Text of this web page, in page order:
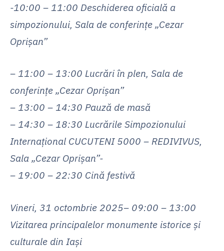
-10:00 – 11:00 Deschiderea oficială a
simpozionului, Sala de conferințe „Cezar
Oprișan”
– 11:00 – 13:00 Lucrări în plen, Sala de
conferințe „Cezar Oprișan”
– 13:00 – 14:30 Pauză de masă
– 14:30 – 18:30 Lucrările Simpozionului
Internațional CUCUTENI 5000 – REDIVIVUS,
Sala „Cezar Oprișan”-
– 19:00 – 22:30 Cină festivă
Vineri, 31 octombrie 2025– 09:00 – 13:00
Vizitarea principalelor monumente istorice și
culturale din Iași